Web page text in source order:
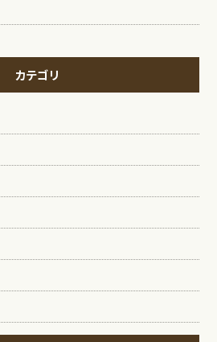
カテゴリ